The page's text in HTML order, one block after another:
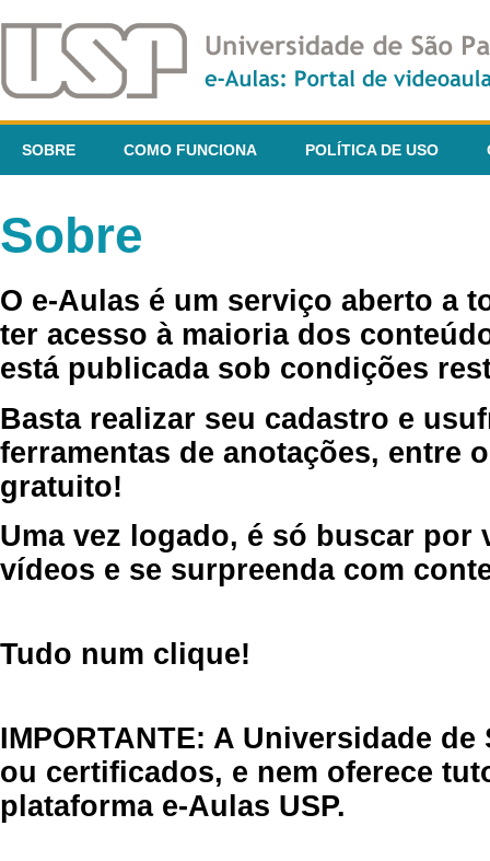
SOBRE COMO FUNCIONA POLÍTICA DE USO
Sobre
O e-Aulas é um serviço aberto a
ter acesso à maioria dos
está publicada sob condições
Basta realizar seu cadastro e
ferramentas de anotações, entre
gratuito!
Uma vez logado, é só buscar por
vídeos e se surpreenda com
Tudo num clique!
IMPORTANTE: A Universidade
ou certificados, e nem oferece
plataforma e-Aulas USP.